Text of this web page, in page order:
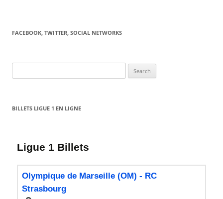
FACEBOOK, TWITTER, SOCIAL NETWORKS
for:
BILLETS LIGUE 1 EN LIGNE